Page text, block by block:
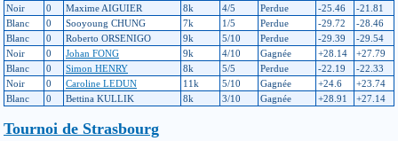
Noir
0 Maxime AIGUIER 8k 4/5 Perdue -25.46
-21.81
Blanc
0 Sooyoung CHUNG 7k 1/5 Perdue -29.72
-28.46
Blanc
0 Roberto ORSENIGO 9k 5/10 Perdue -29.39
-29.54
Noir
0 Johan FONG 9k 4/10 Gagnée +28.14
+27.79
Blanc
0 Simon HENRY 8k 5/5 Perdue -22.19
-22.33
Noir
0 Caroline LEDUN 11k 5/10 Gagnée +24.6
+23.74
Blanc
0 Bettina KULLIK 8k 3/10 Gagnée +28.91 +27.14
Tournoi de Strasbourg